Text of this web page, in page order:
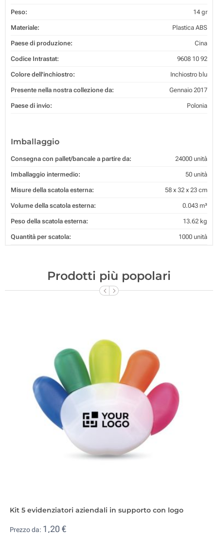
Peso: 14 gr
Materiale: Plastica ABS
Paese di produzione: Cina
Codice Intrastat: 9608 10 92
Colore dell'inchiostro: Inchiostro blu
Presente nella nostra collezione da: Gennaio 2017
Paese di invio: Polonia
Imballaggio
Consegna con pallet/bancale a partire da: 24000 unità
Imballaggio intermedio: 50 unità
Misure della scatola esterna: 58 x 32 x 23 cm
Volume della scatola esterna: 0.043 m³
Peso della scatola esterna: 13.62 kg
Quantità per scatola: 1000 unità
Prodotti più popolari
Kit 5 evidenziatori aziendali in supporto con logo
Prezzo da: 1,20 €